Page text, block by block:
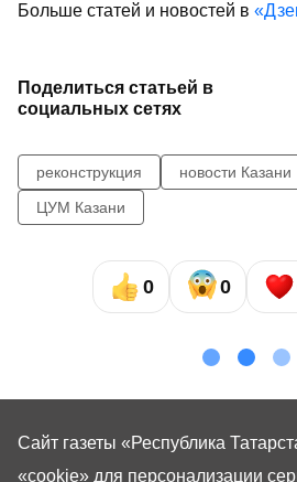
Больше статей и новостей в
Поделиться статьей в
социальных сетях
реконструкция новости Казани
ЦУМ Казани
0 0
Сайт газеты «Республика
«cookie» для персонализации